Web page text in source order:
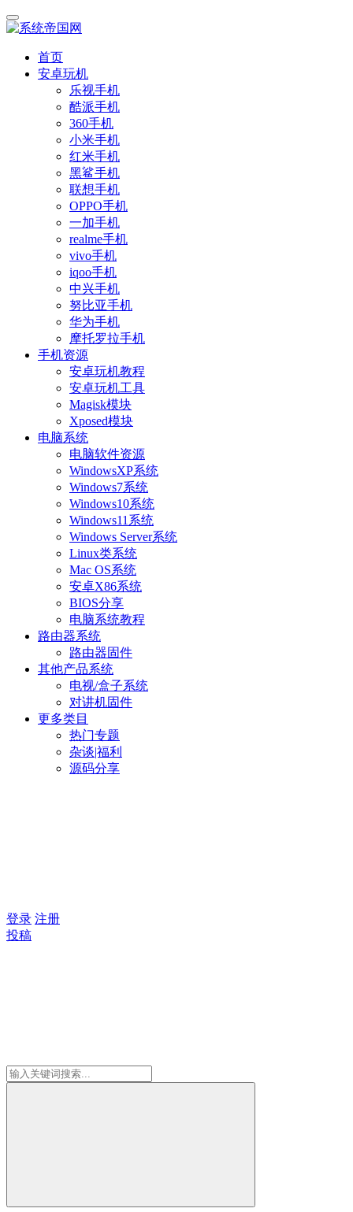
首页
安卓玩机
乐视手机
酷派手机
360手机
小米手机
红米手机
黑鲨手机
联想手机
OPPO手机
一加手机
realme手机
vivo手机
iqoo手机
中兴手机
努比亚手机
华为手机
摩托罗拉手机
手机资源
安卓玩机教程
安卓玩机工具
Magisk模块
Xposed模块
电脑系统
电脑软件资源
WindowsXP系统
Windows7系统
Windows10系统
Windows11系统
Windows Server系统
Linux类系统
Mac OS系统
安卓X86系统
BIOS分享
电脑系统教程
路由器系统
路由器固件
其他产品系统
电视/盒子系统
对讲机固件
更多类目
热门专题
杂谈|福利
源码分享
登录 注册
投稿